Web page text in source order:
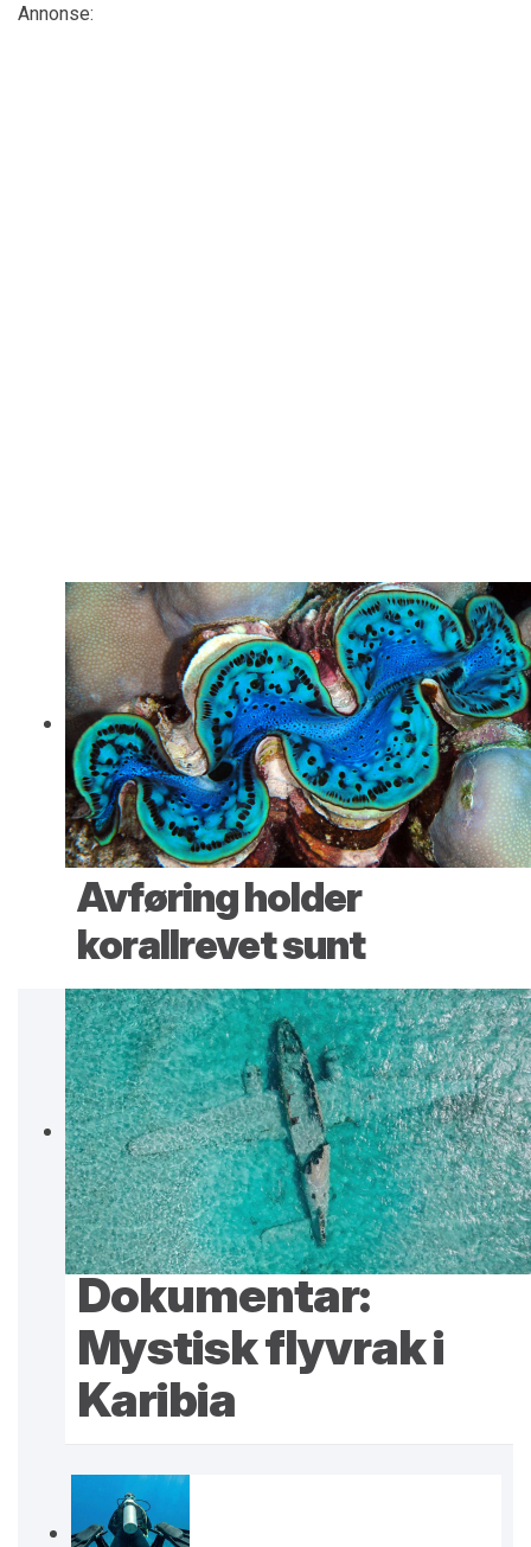
Annonse:
Avføring holder
korallrevet sunt
Dokumentar:
Mystisk flyvrak i
Karibia